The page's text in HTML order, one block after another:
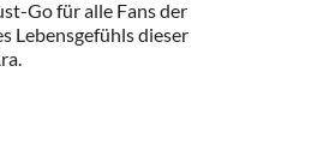
Go für alle Fans der
Lebensgefühls dieser